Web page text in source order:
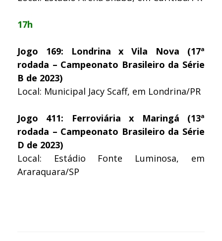
17h
Jogo 169: Londrina x Vila Nova (17ª
rodada – Campeonato Brasileiro da Série
B de 2023)
Local: Municipal Jacy Scaff, em Londrina/PR
Jogo 411: Ferroviária x Maringá (13ª
rodada – Campeonato Brasileiro da Série
D de 2023)
Local: Estádio Fonte Luminosa, em
Araraquara/SP